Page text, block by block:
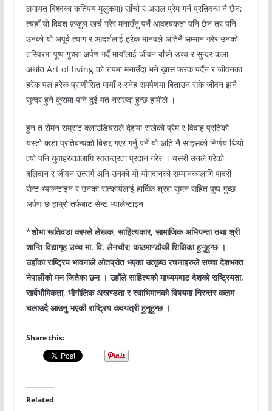
लगायत विश्वका कतिपय मुलुकमा) साँचो र असल प्रेम गर्न प्रतिवन्ध नै छैन;
त्यहाँ यो दिवश फ़ज़ुल खर्च गरेर मनाउँनु पर्ने आवश्यकता पनि छैन तर पनि
उनको यो अपूर्व त्याग र आदर्शलाई हरेक मानवले अतिनै सम्मान गरेर उनको
तस्विरमा पूष्प गुच्छा अर्पण गर्दै मायाँलाई जीवन बाँच्ने उच्च र सुन्दर कला
अर्थात Art of living को रुपमा मनाउँदा भने ख़ास फरक पर्दैन र जीवनका
हरेक पल हरेक प्राणीसित मायाँ र स्नेह समर्पणमा बिताउन सके जीवन झनै
सुन्दर हुने कुरामा पनि दुई मत नराख्दा हुन्छ हामीले ।
हुन त रोमन सम्राट क्लाउडियसले देशमा राखेको प्रेम र विवाह प्रतिको
यस्तो कडा प्रतिबन्धको बिरुद्द गएर गर्नु पर्ने यो अति नै साहसको निर्णय थियो
त्यो पनि युवाहरुकालागि स्वतन्त्रता प्रदान गरेर । यसरी उनले गरेको
बलिदान र जीवन उत्सर्ग अनि उनको यो योगदानको सम्मानकालागि पादरी
सेन्ट भ्याल्न्टाइन र उनका सत्कार्यलाई हार्दिक श्रद्दा सुमन सहित पूष्प गुच्छ
अर्पण छ हाम्रो तर्फबाट सेन्ट भ्यालेन्टाइन
*शोभा खतिवडा काफ्ले लेखक, साहित्यकार, सामाजिक अभियन्ता तथा श्री
शान्ति विद्यागृह उच्च मा. वि. लैनचौर; काठमाण्डौकी शिक्षिका हुनुहुन्छ ।
उहाँका राष्ट्रिय भावनाले ओतप्रोत भएका उत्कृष्ठ रचनाहरुले सच्चा देशभक्त
नेपालीको मन जितेका छन । उहाँले साहित्यको माध्यमवाट देशको राष्ट्रियता,
सार्वभौमिकता, भौगोलिक अखण्डता र स्वाभिमानको विषयमा निरन्तर कलम
चलाउदै आउनु भएकी राष्ट्रिय कवयत्री हुनुहुन्छ ।
Share this:
Related